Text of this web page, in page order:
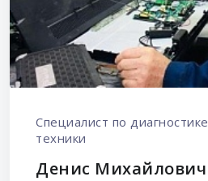
Специалист по
техники
Денис Михайлович